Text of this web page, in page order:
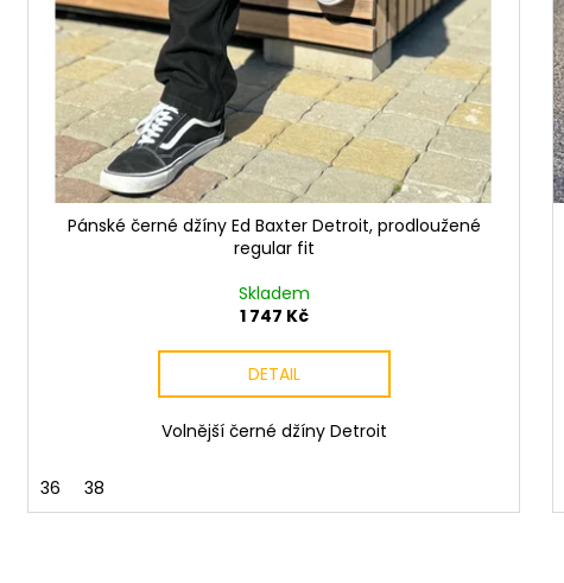
Pánské černé džíny Ed Baxter Detroit, prodloužené
regular fit
Skladem
1 747 Kč
DETAIL
Volnější černé džíny Detroit
36 38